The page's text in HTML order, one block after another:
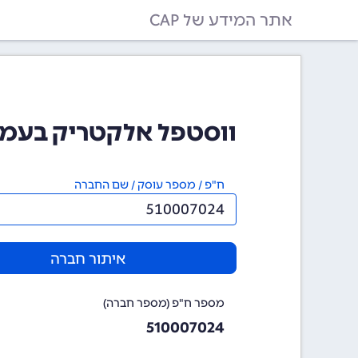
אתר המידע של CAP
ווסטפל אלקטריק בעמ
ח"פ / מספר עוסק / שם החברה
איתור חברה
מספר ח"פ (מספר חברה)
510007024